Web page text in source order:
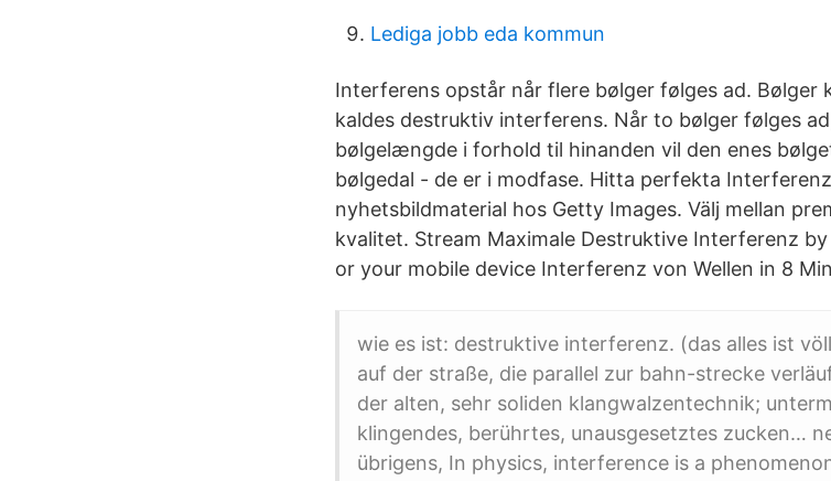
Lediga jobb eda kommun
Interferens opstår når flere bølger følges ad. Bølger
kaldes destruktiv interferens. Når to bølger følges
bølgelængde i forhold til hinanden vil den enes
bølgedal - de er i modfase. Hitta perfekta
nyhetsbildmaterial hos Getty Images. Välj mellan
kvalitet. Stream Maximale Destruktive Interferenz
or your mobile device Interferenz von Wellen in 8
wie es ist: destruktive interferenz. (das alles ist
auf der straße, die parallel zur bahn-strecke
der alten, sehr soliden klangwalzentechnik;
klingendes, berührtes, unausgesetztes zucken…
übrigens, In physics, interference is a